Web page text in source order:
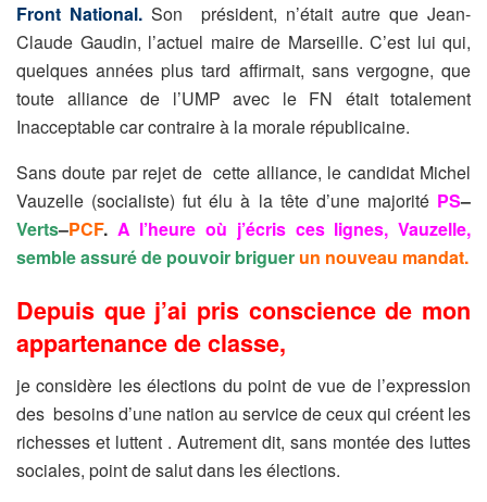
Front National. Son président, n’était autre que Jean-
Claude Gaudin, l’actuel maire de Marseille. C’est lui qui,
quelques années plus tard affirmait, sans vergogne, que
toute alliance de l’UMP avec le FN était totalement
Inacceptable car contraire à la morale républicaine.
Sans doute par rejet de cette alliance, le candidat Michel
Vauzelle (socialiste) fut élu à la tête d’une majorité PS–
Verts–PCF. A l’heure où j’écris ces lignes, Vauzelle,
semble assuré de pouvoir briguer un nouveau mandat.
Depuis que j’ai pris conscience de mon
appartenance de classe,
je considère les élections du point de vue de l’expression
des besoins d’une nation au service de ceux qui créent les
richesses et luttent . Autrement dit, sans montée des luttes
sociales, point de salut dans les élections.